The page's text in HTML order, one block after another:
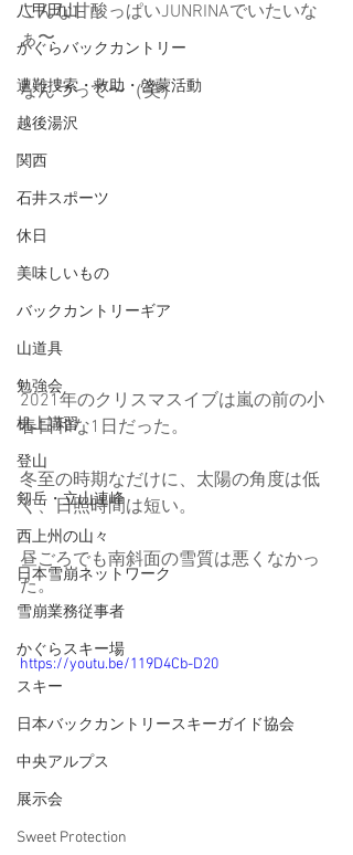
八甲田山
かぐらバックカントリー
遭難捜索・救助・啓蒙活動
越後湯沢
関西
石井スポーツ
休日
美味しいもの
バックカントリーギア
山道具
勉強会
机上講習
登山
剱岳・立山連峰
西上州の山々
日本雪崩ネットワーク
雪崩業務従事者
かぐらスキー場
スキー
日本バックカントリースキーガイド協会
中央アルプス
展示会
Sweet Protection
こんな甘酸っぱいJUNRINAでいたいな
ぁ〜
なんつって〜（笑）
2021年のクリスマスイブは嵐の前の小
春日和な1日だった。
冬至の時期なだけに、太陽の角度は低
く、日照時間は短い。
昼ごろでも南斜面の雪質は悪くなかっ
た。
https://youtu.be/119D4Cb-D20